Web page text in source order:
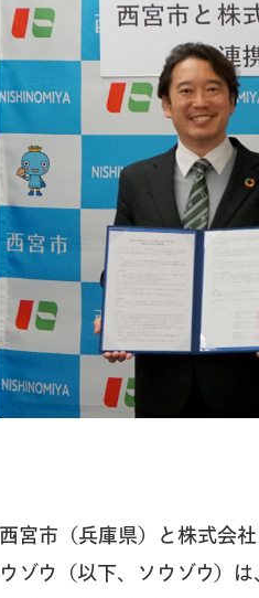
西宮市（兵庫県）と株式会
ウゾウ（以下、ソウゾウ）